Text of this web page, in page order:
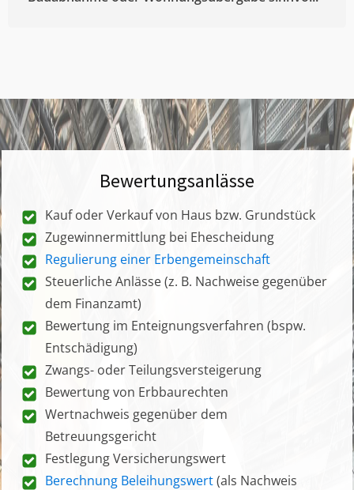
Bewertungsanlässe
Kauf oder Verkauf von Haus bzw. Grundstück
Zugewinnermittlung bei Ehescheidung
Regulierung einer Erbengemeinschaft
Steuerliche Anlässe (z. B. Nachweise gegenüber
dem Finanzamt)
Bewertung im Enteignungsverfahren (bspw.
Entschädigung)
Zwangs- oder Teilungsversteigerung
Bewertung von Erbbaurechten
Wertnachweis gegenüber dem
Betreuungsgericht
Festlegung Versicherungswert
Berechnung Beleihungswert(als Nachweis